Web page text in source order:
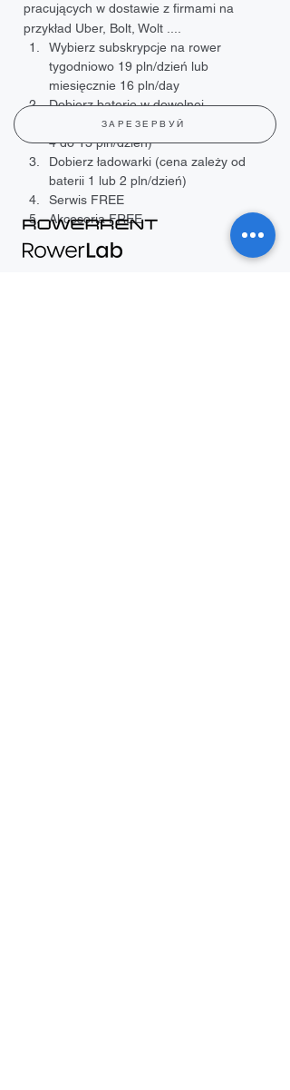
pracujących w dostawie z firmami na
przykład Uber, Bolt, Wolt ....
Wybierz subskrypcje na rower
tygodniowo 19 pln/dzień lub
miesięcznie 16 pln/day
Dobierz baterie w dowolnej
pojemności (cena zależy od baterii od
4 do 13 pln/dzień)
Dobierz ładowarki (cena zależy od
baterii 1 lub 2 pln/dzień)
Serwis FREE
Akcesoria FREE
ЗАРЕЗЕРВУЙ